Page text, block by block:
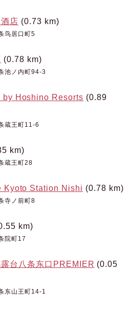
店 (0.73 km)
鸟居口町5
(0.78 km)
池ノ内町94-3
by Hoshino Resorts (0.89
蔵王町11-6
km)
蔵王町28
Kyoto Station Nishi (0.78 km)
寺ノ前町8
km)
院町17
台八条东口PREMIER (0.05
东山王町14-1